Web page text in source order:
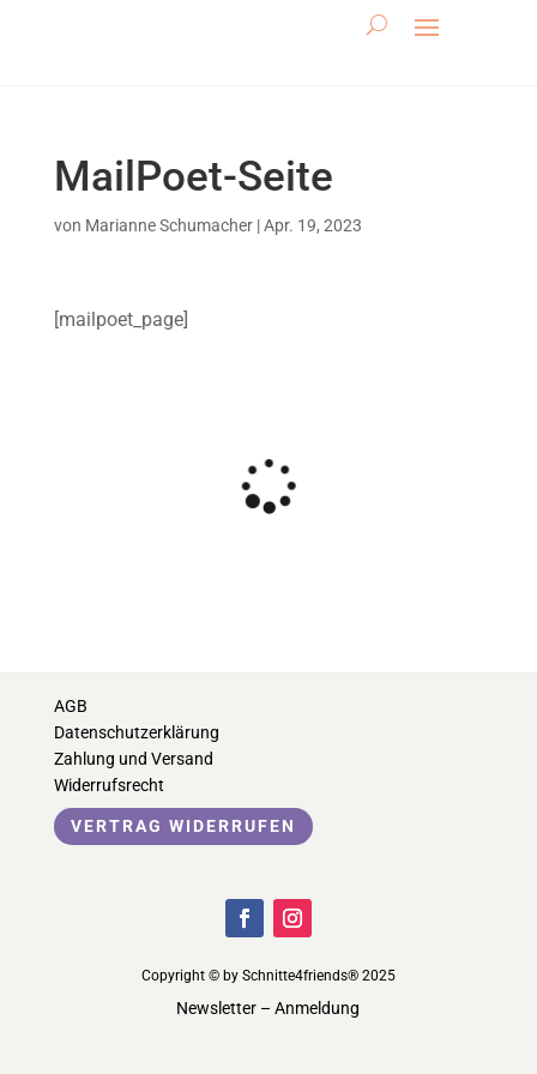
MailPoet-Seite
von Marianne Schumacher|Apr. 19, 2023
[mailpoet_page]
AGB
Datenschutzerklärung
Zahlung und Versand
Widerrufsrecht
VERTRAG WIDERRUFEN
Copyright © by Schnitte4friends® 2025
Newsletter – Anmeldung